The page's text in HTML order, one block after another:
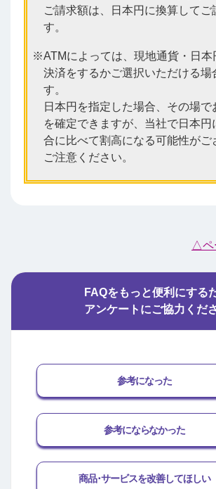
ご請求額は、日本円に換算してご
す。
ATMによっては、現地通貨・日本
決済をするかご選択いただける場
す。
日本円を指定した場合、その場で
を確定できますが、当社で日本円
合に比べて割高になる可能性がご
ご注意ください。
△ペ
FAQをもっと便利にする
アンケートにご協力くだ
参考になった
参考にならなかった
商品･サービスを改善してほしい